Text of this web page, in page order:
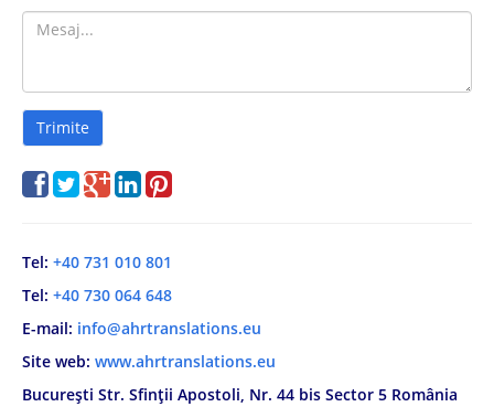
Tel: +40 731 010 801
Tel: +40 730 064 648
E-mail: info@ahrtranslations.eu
Site web: www.ahrtranslations.eu
București Str. Sfinții Apostoli, Nr. 44 bis Sector 5 România